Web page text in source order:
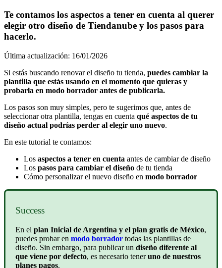
Te contamos los aspectos a tener en cuenta al querer
elegir otro diseño de Tiendanube y los pasos para
hacerlo.
Última actualización: 16/01/2026
Si estás buscando renovar el diseño tu tienda, puedes cambiar la
plantilla que estás usando en el momento que quieras y
probarla en modo borrador antes de publicarla.
Los pasos son muy simples, pero te sugerimos que, antes de
seleccionar otra plantilla, tengas en cuenta qué aspectos de tu
diseño actual podrías perder al elegir uno nuevo.
En este tutorial te contamos:
Los aspectos a tener en cuenta antes de cambiar de diseño
Los pasos para cambiar el diseño de tu tienda
Cómo personalizar el nuevo diseño en modo borrador
Success
En el plan Inicial de Argentina y el plan gratis de México,
puedes probar en modo borrador todas las plantillas de
diseño. Sin embargo, para publicar un diseño diferente al
que viene por defecto, es necesario teneruno de nuestros
planes pagos.